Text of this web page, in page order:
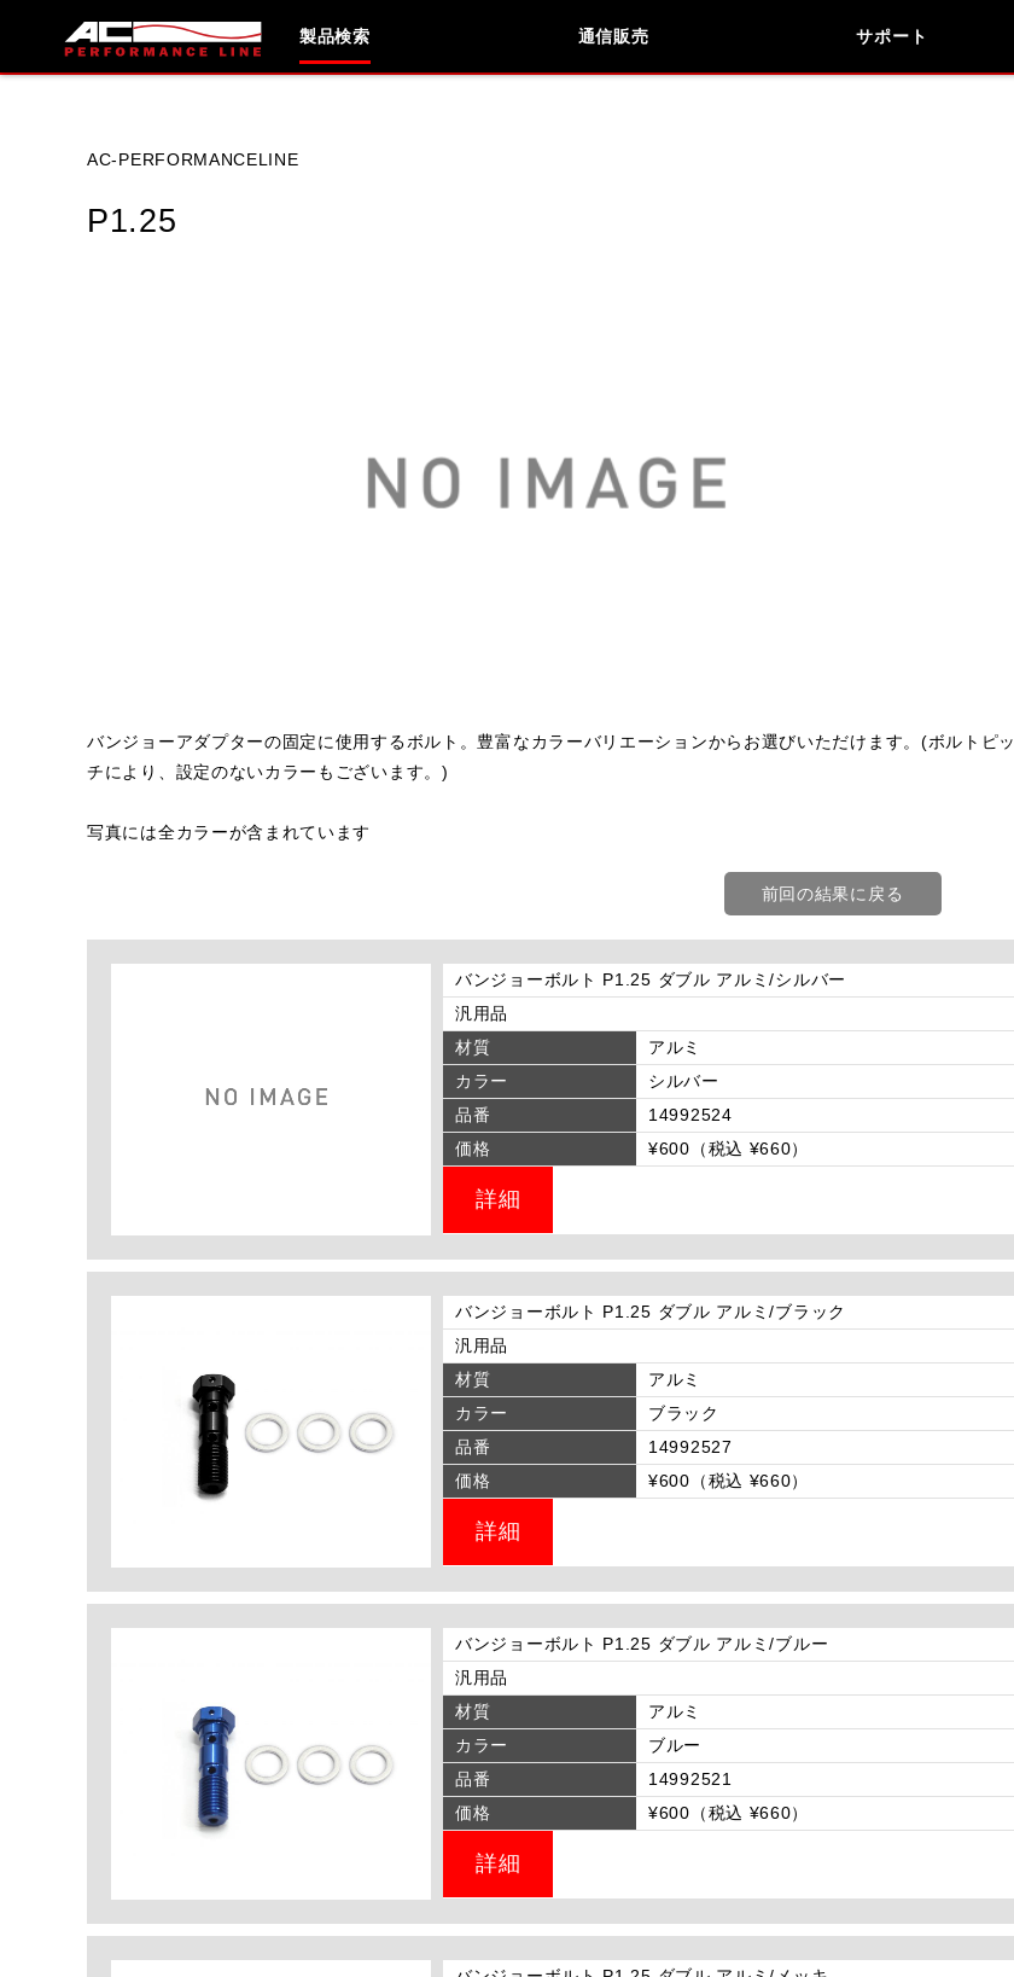
製品検索 通信販売 サポート
AC-PERFORMANCELINE
P1.25
バンジョーアダプターの固定に使用するボルト。豊富なカラーバリエーションからお選びいただけます。(ボルトピッ
チにより、設定のないカラーもございます。)
写真には全カラーが含まれています
前回の結果に戻る
バンジョーボルト P1.25 ダブル アルミ/シルバー
汎用品
材質
アルミ
カラー
シルバー
品番
14992524
価格
¥600（税込 ¥660）
詳細
バンジョーボルト P1.25 ダブル アルミ/ブラック
汎用品
材質
アルミ
カラー
ブラック
品番
14992527
価格
¥600（税込 ¥660）
詳細
バンジョーボルト P1.25 ダブル アルミ/ブルー
汎用品
材質
アルミ
カラー
ブルー
品番
14992521
価格
¥600（税込 ¥660）
詳細